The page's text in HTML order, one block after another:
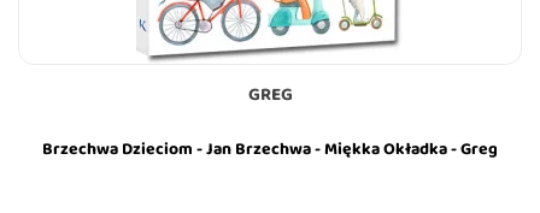
GREG
Brzechwa Dzieciom - Jan Brzechwa - Miękka Okładka - Greg